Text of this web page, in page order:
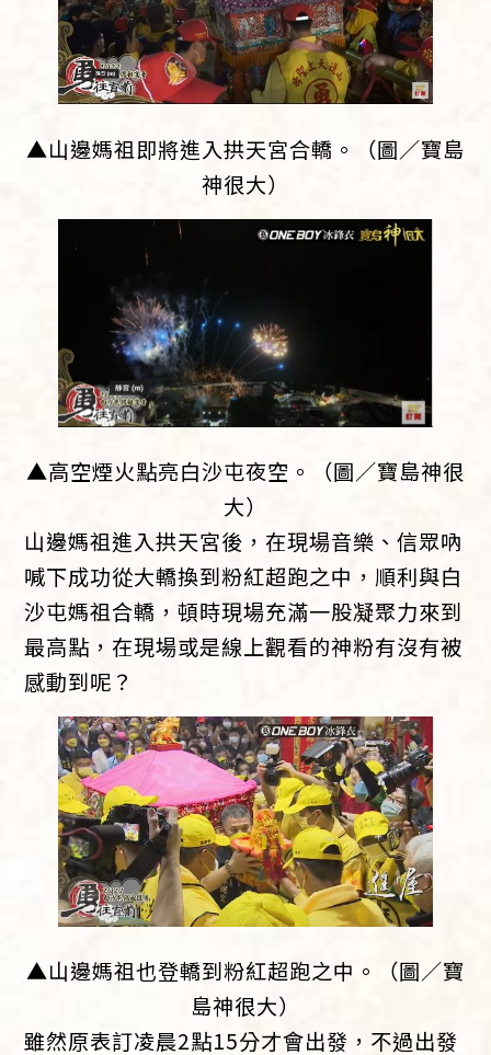
▲山邊媽祖即將進入拱天宮合轎。（圖／寶島
神很大）
▲高空煙火點亮白沙屯夜空。（圖／寶島神很
大）
山邊媽祖進入拱天宮後，在現場音樂、信眾吶
喊下成功從大轎換到粉紅超跑之中，順利與白
沙屯媽祖合轎，頓時現場充滿一股凝聚力來到
最高點，在現場或是線上觀看的神粉有沒有被
感動到呢？
▲山邊媽祖也登轎到粉紅超跑之中。（圖／寶
島神很大）
雖然原表訂凌晨2點15分才會出發，不過出發